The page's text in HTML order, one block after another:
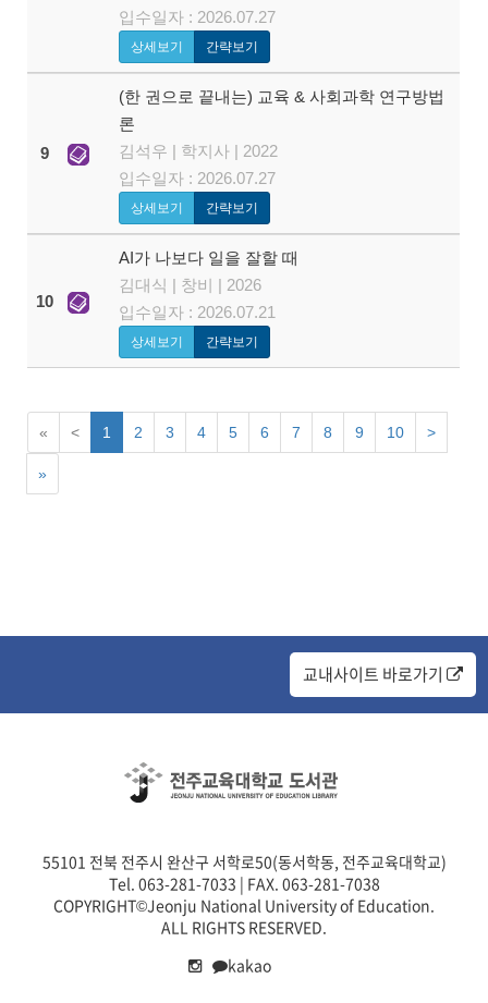
입수일자 : 2026.07.27
상세보기 간략보기
9
(한 권으로 끝내는) 교육 & 사회과학 연구방법
론
김석우 | 학지사 | 2022
입수일자 : 2026.07.27
상세보기 간략보기
10
AI가 나보다 일을 잘할 때
김대식 | 창비 | 2026
입수일자 : 2026.07.21
상세보기 간략보기
« < 1 2 3 4 5 6 7 8 9 10 >
»
교내사이트 바로가기
55101 전북 전주시 완산구 서학로50(동서학동, 전주교육대학교)
Tel. 063-281-7033 | FAX. 063-281-7038
COPYRIGHT©Jeonju National University of Education.
ALL RIGHTS RESERVED.
kakao